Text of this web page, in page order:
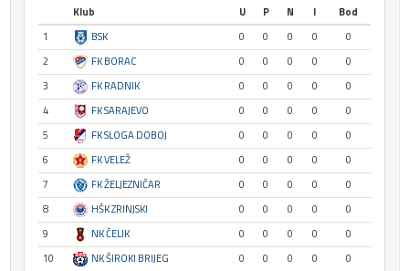
Klub U P N I
Bod
1
BSK 0 0 0 0
0
2
FK BORAC 0 0 0 0
0
3
FK RADNIK 0 0 0 0
0
4
FK SARAJEVO 0 0 0 0
0
5
FK SLOGA DOBOJ 0 0 0 0
0
6
FK VELEŽ 0 0 0 0
0
7
FK ŽELJEZNIČAR 0 0 0 0
0
8
HŠK ZRINJSKI 0 0 0 0
0
9
NK ČELIK 0 0 0 0
0
10
NK ŠIROKI BRIJEG 0 0 0 0 0